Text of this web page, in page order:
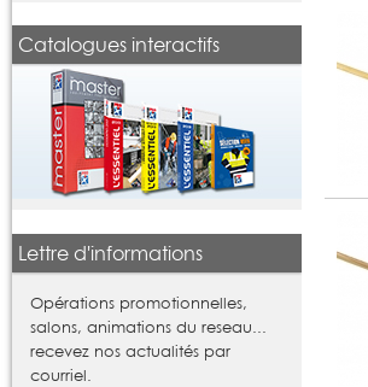
Catalogues interactifs
Lettre d'informations
Opérations promotionnelles,
salons, animations du reseau...
recevez nos actualités par
courriel.